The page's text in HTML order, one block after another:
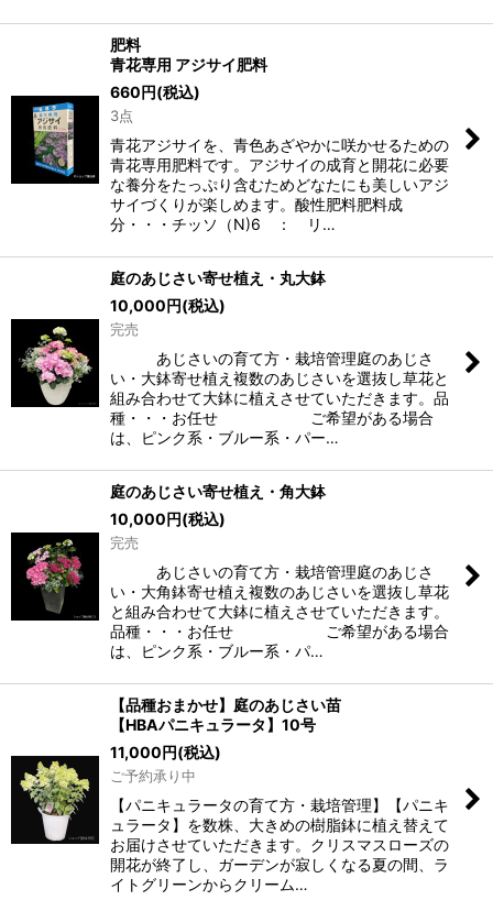
肥料
青花専用 アジサイ肥料
660円(税込)
3点
青花アジサイを、青色あざやかに咲かせるための
青花専用肥料です。アジサイの成育と開花に必要
な養分をたっぷり含むためどなたにも美しいアジ
サイづくりが楽しめます。酸性肥料肥料成
分・・・チッソ（N)6 ： リ…
庭のあじさい寄せ植え・丸大鉢
10,000円(税込)
完売
あじさいの育て方・栽培管理庭のあじさ
い・大鉢寄せ植え複数のあじさいを選抜し草花と
組み合わせて大鉢に植えさせていただきます。品
種・・・お任せ ご希望がある場合
は、ピンク系・ブルー系・パー…
庭のあじさい寄せ植え・角大鉢
10,000円(税込)
完売
あじさいの育て方・栽培管理庭のあじさ
い・大角鉢寄せ植え複数のあじさいを選抜し草花
と組み合わせて大鉢に植えさせていただきます。
品種・・・お任せ ご希望がある場合
は、ピンク系・ブルー系・パ…
【品種おまかせ】庭のあじさい苗
【HBAパニキュラータ】10号
11,000円(税込)
ご予約承り中
【パニキュラータの育て方・栽培管理】【パニキ
ュラータ】を数株、大きめの樹脂鉢に植え替えて
お届けさせていただきます。クリスマスローズの
開花が終了し、ガーデンが寂しくなる夏の間、ラ
イトグリーンからクリーム…